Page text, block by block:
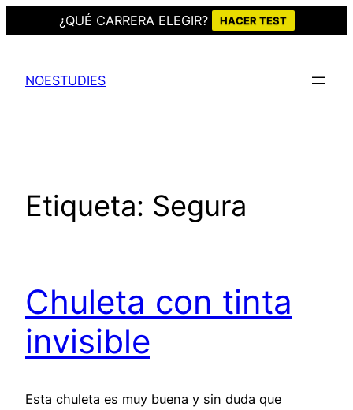
¿QUÉ CARRERA ELEGIR? HACER TEST
contenido
NOESTUDIES
Etiqueta: Segura
Chuleta con tinta
invisible
Esta chuleta es muy buena y sin duda que